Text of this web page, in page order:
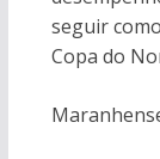
seguir
Copa do